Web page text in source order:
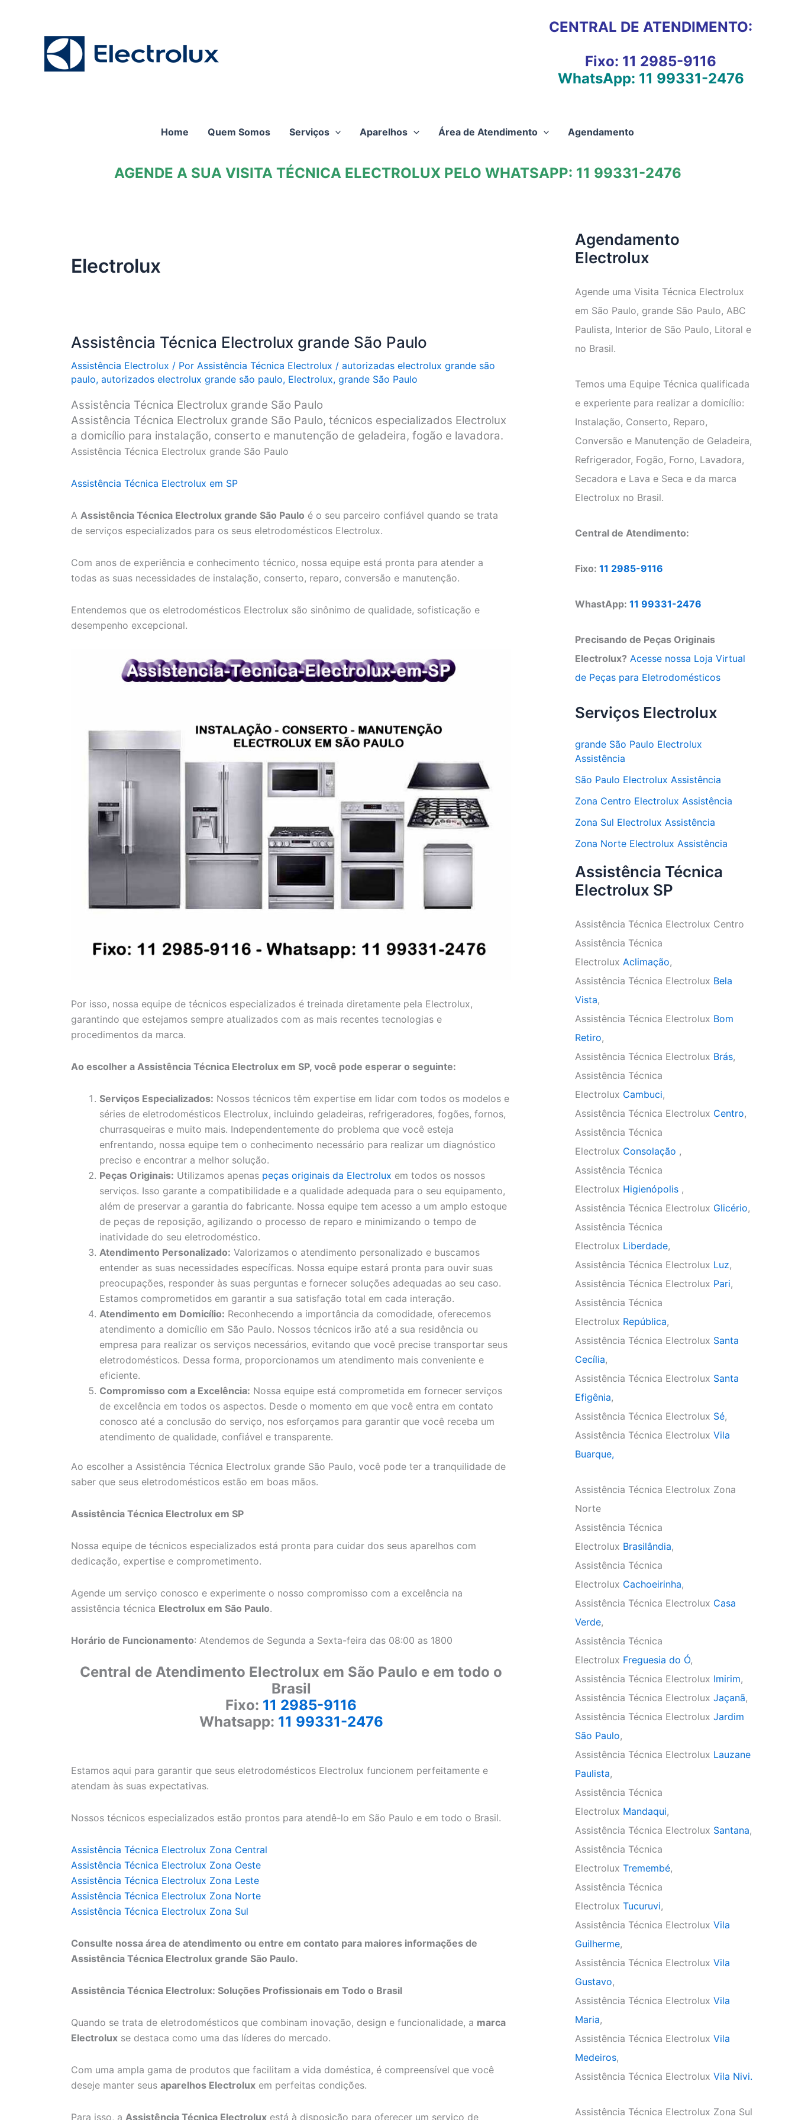
CENTRAL DE ATENDIMENTO:
Fixo: 11 2985-9116
WhatsApp: 11 99331-2476
Home Quem Somos Serviços Aparelhos Área de Atendimento Agendamento
AGENDE A SUA VISITA TÉCNICA ELECTROLUX PELO WHATSAPP: 11 99331-2476
Electrolux
Assistência Técnica Electrolux grande São Paulo
Assistência Electrolux / Por Assistência Técnica Electrolux / autorizadas electrolux grande são
paulo, autorizados electrolux grande são paulo, Electrolux, grande São Paulo
Assistência Técnica Electrolux grande São Paulo
Assistência Técnica Electrolux grande São Paulo, técnicos especializados Electrolux
a domicílio para instalação, conserto e manutenção de geladeira, fogão e lavadora.
Assistência Técnica Electrolux grande São Paulo
Assistência Técnica Electrolux em SP
A Assistência Técnica Electrolux grande São Paulo é o seu parceiro confiável quando se trata
de serviços especializados para os seus eletrodomésticos Electrolux.
Com anos de experiência e conhecimento técnico, nossa equipe está pronta para atender a
todas as suas necessidades de instalação, conserto, reparo, conversão e manutenção.
Entendemos que os eletrodomésticos Electrolux são sinônimo de qualidade, sofisticação e
desempenho excepcional.
Por isso, nossa equipe de técnicos especializados é treinada diretamente pela Electrolux,
garantindo que estejamos sempre atualizados com as mais recentes tecnologias e
procedimentos da marca.
Ao escolher a Assistência Técnica Electrolux em SP, você pode esperar o seguinte:
Serviços Especializados: Nossos técnicos têm expertise em lidar com todos os modelos e
séries de eletrodomésticos Electrolux, incluindo geladeiras, refrigeradores, fogões, fornos,
churrasqueiras e muito mais. Independentemente do problema que você esteja
enfrentando, nossa equipe tem o conhecimento necessário para realizar um diagnóstico
preciso e encontrar a melhor solução.
Peças Originais: Utilizamos apenas peças originais da Electrolux em todos os nossos
serviços. Isso garante a compatibilidade e a qualidade adequada para o seu equipamento,
além de preservar a garantia do fabricante. Nossa equipe tem acesso a um amplo estoque
de peças de reposição, agilizando o processo de reparo e minimizando o tempo de
inatividade do seu eletrodoméstico.
Atendimento Personalizado: Valorizamos o atendimento personalizado e buscamos
entender as suas necessidades específicas. Nossa equipe estará pronta para ouvir suas
preocupações, responder às suas perguntas e fornecer soluções adequadas ao seu caso.
Estamos comprometidos em garantir a sua satisfação total em cada interação.
Atendimento em Domicílio: Reconhecendo a importância da comodidade, oferecemos
atendimento a domicílio em São Paulo. Nossos técnicos irão até a sua residência ou
empresa para realizar os serviços necessários, evitando que você precise transportar seus
eletrodomésticos. Dessa forma, proporcionamos um atendimento mais conveniente e
eficiente.
Compromisso com a Excelência: Nossa equipe está comprometida em fornecer serviços
de excelência em todos os aspectos. Desde o momento em que você entra em contato
conosco até a conclusão do serviço, nos esforçamos para garantir que você receba um
atendimento de qualidade, confiável e transparente.
Ao escolher a Assistência Técnica Electrolux grande São Paulo, você pode ter a tranquilidade de
saber que seus eletrodomésticos estão em boas mãos.
Assistência Técnica Electrolux em SP
Nossa equipe de técnicos especializados está pronta para cuidar dos seus aparelhos com
dedicação, expertise e comprometimento.
Agende um serviço conosco e experimente o nosso compromisso com a excelência na
assistência técnica Electrolux em São Paulo.
Horário de Funcionamento: Atendemos de Segunda a Sexta-feira das 08:00 as 1800
Central de Atendimento Electrolux em São Paulo e em todo o
Brasil
Fixo: 11 2985-9116
Whatsapp: 11 99331-2476
Estamos aqui para garantir que seus eletrodomésticos Electrolux funcionem perfeitamente e
atendam às suas expectativas.
Nossos técnicos especializados estão prontos para atendê-lo em São Paulo e em todo o Brasil.
Assistência Técnica Electrolux Zona Central
Assistência Técnica Electrolux Zona Oeste
Assistência Técnica Electrolux Zona Leste
Assistência Técnica Electrolux Zona Norte
Assistência Técnica Electrolux Zona Sul
Consulte nossa área de atendimento ou entre em contato para maiores informações de
Assistência Técnica Electrolux grande São Paulo.
Assistência Técnica Electrolux: Soluções Profissionais em Todo o Brasil
Quando se trata de eletrodomésticos que combinam inovação, design e funcionalidade, a marca
Electrolux se destaca como uma das líderes do mercado.
Com uma ampla gama de produtos que facilitam a vida doméstica, é compreensível que você
deseje manter seus aparelhos Electrolux em perfeitas condições.
Para isso, a Assistência Técnica Electrolux está à disposição para oferecer um serviço de
Agendamento
Electrolux
Agende uma Visita Técnica Electrolux
em São Paulo, grande São Paulo, ABC
Paulista, Interior de São Paulo, Litoral e
no Brasil.
Temos uma Equipe Técnica qualificada
e experiente para realizar a domicílio:
Instalação, Conserto, Reparo,
Conversão e Manutenção de Geladeira,
Refrigerador, Fogão, Forno, Lavadora,
Secadora e Lava e Seca e da marca
Electrolux no Brasil.
Central de Atendimento:
Fixo: 11 2985-9116
WhastApp: 11 99331-2476
Precisando de Peças Originais
Electrolux? Acesse nossa Loja Virtual
de Peças para Eletrodomésticos
Serviços Electrolux
grande São Paulo Electrolux
Assistência
São Paulo Electrolux Assistência
Zona Centro Electrolux Assistência
Zona Sul Electrolux Assistência
Zona Norte Electrolux Assistência
Assistência Técnica
Electrolux SP
Assistência Técnica Electrolux Centro
Assistência Técnica
Electrolux Aclimação,
Assistência Técnica Electrolux Bela
Vista,
Assistência Técnica Electrolux Bom
Retiro,
Assistência Técnica Electrolux Brás,
Assistência Técnica
Electrolux Cambuci,
Assistência Técnica Electrolux Centro,
Assistência Técnica
Electrolux Consolação ,
Assistência Técnica
Electrolux Higienópolis ,
Assistência Técnica Electrolux Glicério,
Assistência Técnica
Electrolux Liberdade,
Assistência Técnica Electrolux Luz,
Assistência Técnica Electrolux Pari,
Assistência Técnica
Electrolux República,
Assistência Técnica Electrolux Santa
Cecília,
Assistência Técnica Electrolux Santa
Efigênia,
Assistência Técnica Electrolux Sé,
Assistência Técnica Electrolux Vila
Buarque,
Assistência Técnica Electrolux Zona
Norte
Assistência Técnica
Electrolux Brasilândia,
Assistência Técnica
Electrolux Cachoeirinha,
Assistência Técnica Electrolux Casa
Verde,
Assistência Técnica
Electrolux Freguesia do Ó,
Assistência Técnica Electrolux Imirim,
Assistência Técnica Electrolux Jaçanã,
Assistência Técnica Electrolux Jardim
São Paulo,
Assistência Técnica Electrolux Lauzane
Paulista,
Assistência Técnica
Electrolux Mandaqui,
Assistência Técnica Electrolux Santana,
Assistência Técnica
Electrolux Tremembé,
Assistência Técnica
Electrolux Tucuruvi,
Assistência Técnica Electrolux Vila
Guilherme,
Assistência Técnica Electrolux Vila
Gustavo,
Assistência Técnica Electrolux Vila
Maria,
Assistência Técnica Electrolux Vila
Medeiros,
Assistência Técnica Electrolux Vila Nivi.
Assistência Técnica Electrolux Zona Sul